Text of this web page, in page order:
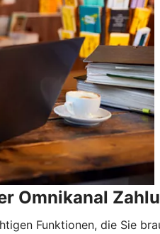
Omnikanal
Funktionen, die Sie